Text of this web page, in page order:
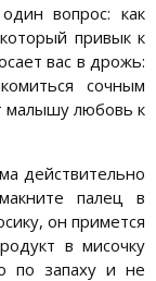
вопрос: как
привык к
вас в дрожь:
сочным
малышу любовь к
действительно
палец в
он примется
в мисочку
по запаху и не